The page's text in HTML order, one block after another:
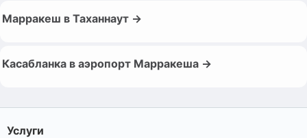
Марракеш в Таханнаут →
Касабланка в аэропорт Марракеша →
Услуги